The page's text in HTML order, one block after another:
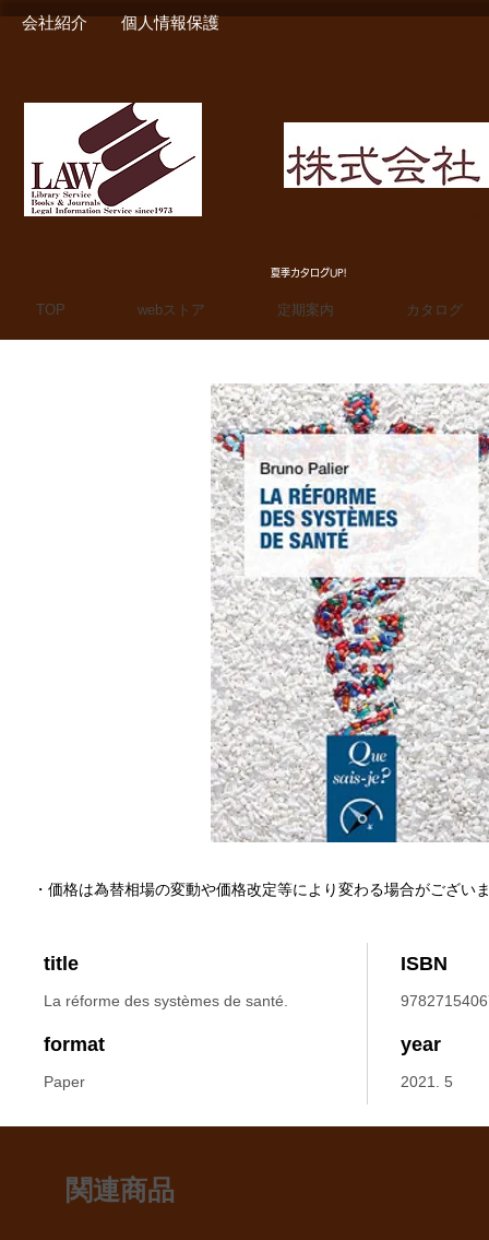
会社紹介 個人情報保護
夏季カタログUP!
TOP webストア 定期案内 カタログ
title
La réforme des systèmes de santé.
ISBN
format
Paper
year
2021. 5
・価格は為替相場の変動や価格改定等により変わる場合がござい
関連商品